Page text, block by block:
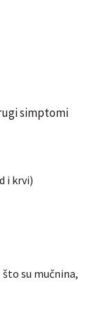
simptomi
i krvi)
su mučnina,